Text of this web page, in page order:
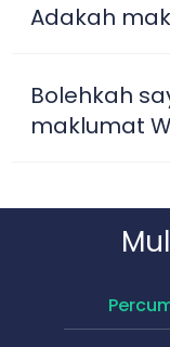
Adakah
Bolehkah
maklumat